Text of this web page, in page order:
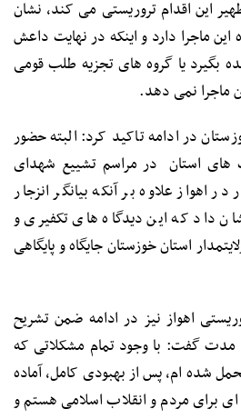
این اقدام تروریستی می کند، نشان
ماجرا دارد و اینکه در نهایت داعش
بگیرد یا گروه های تجزیه طلب قومی
ماجرا نمی دهد.
در ادامه تاکید کرد: البته حضور
های استان در مراسم تشییع شهدای
۳۱ شهریور در اهواز علاوه بر آنکه بیانگر انزجار
داد که این دیدگاه های تکفیری و
استان خوزستان جایگاه و پایگاهی
اهواز نیز در ادامه ضمن تشریح
گفت: با وجود تمام مشکلاتی که
شده ام، پس از بهبودی کامل، آماده
برای مردم و انقلاب اسلامی هستم و